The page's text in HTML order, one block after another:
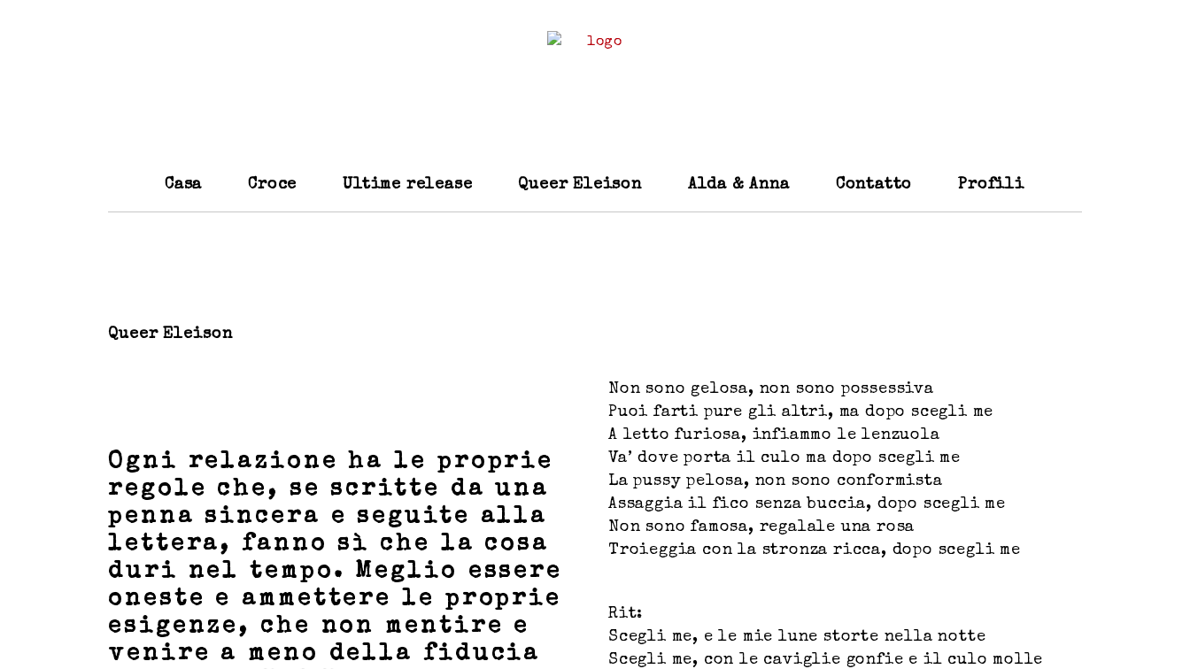
Casa Croce Ultime release Queer Eleison Alda & Anna Contatto Profili
Queer Eleison
Ogni relazione ha le proprie
regole che, se scritte da una
penna sincera e seguite alla
lettera, fanno sì che la cosa
duri nel tempo. Meglio essere
oneste e ammettere le proprie
esigenze, che non mentire e
venire a meno della fiducia
Non sono gelosa, non sono possessiva
Puoi farti pure gli altri, ma dopo scegli me
A letto furiosa, infiammo le lenzuola
Va’ dove porta il culo ma dopo scegli me
La pussy pelosa, non sono conformista
Assaggia il fico senza buccia, dopo scegli me
Non sono famosa, regalale una rosa
Troieggia con la stronza ricca, dopo scegli me
Rit:
Scegli me, e le mie lune storte nella notte
Scegli me, con le caviglie gonfie e il culo molle